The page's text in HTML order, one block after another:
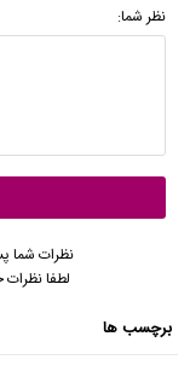
نظر شما:
نظرات شما
لطفا نظرات
برچسب ها